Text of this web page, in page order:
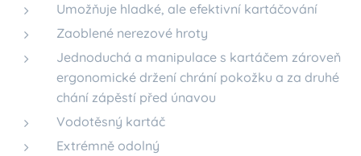
Umožňuje hladké, ale efektivní kartáčování
Zaoblené nerezové hroty
Jednoduchá a manipulace s kartáčem zároveň
ergonomické držení chrání pokožku a za druhé
chání zápěstí před únavou
Vodotěsný kartáč
Extrémně odolný